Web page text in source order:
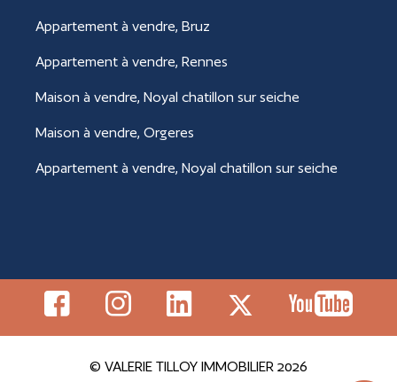
Appartement à vendre, Bruz
Appartement à vendre, Rennes
Maison à vendre, Noyal chatillon sur seiche
Maison à vendre, Orgeres
Appartement à vendre, Noyal chatillon sur seiche
© VALERIE TILLOY IMMOBILIER 2026